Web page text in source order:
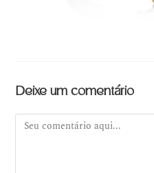
Deixe um comentário